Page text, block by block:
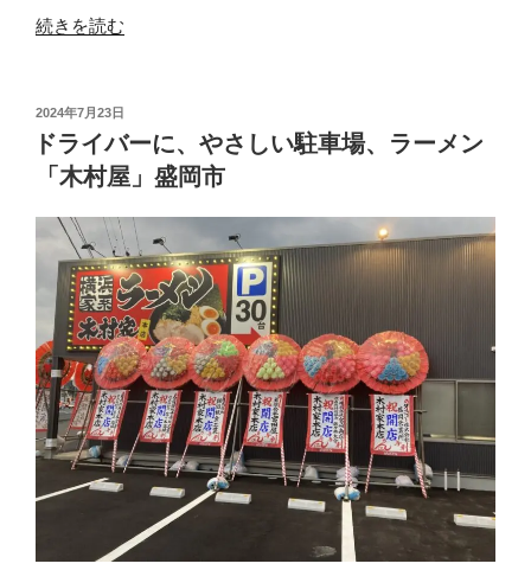
“か
感
じ
た
さ」。
ト
ロ
な
ゲ
ー
屋」
続きを読む
投
稿
日:
2024年7月23日
ドライバーに、やさしい駐車場、ラーメン
「木村屋」盛岡市